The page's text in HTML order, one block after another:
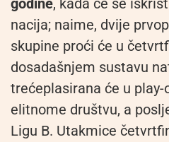
nacija; naime, dvije
skupine proći će u
dosadašnjem sustavu
trećeplasirana će u
elitnome društvu, a
Ligu B. Utakmice